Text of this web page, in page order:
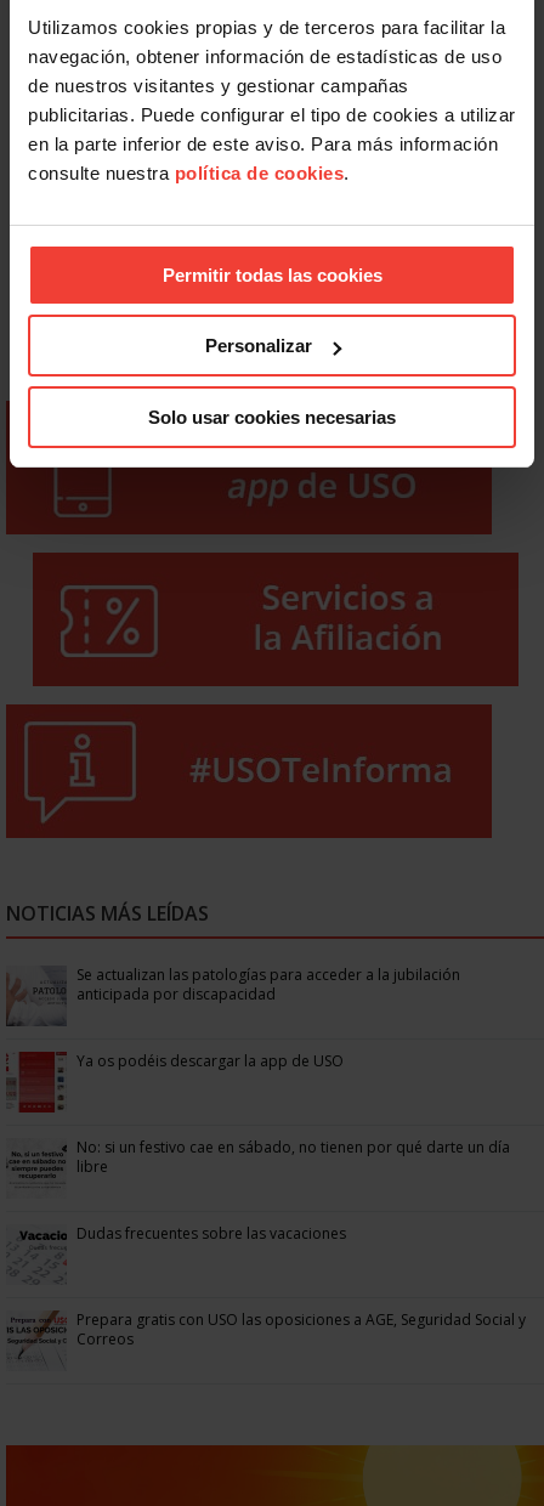
Utilizamos cookies propias y de terceros para facilitar la
navegación, obtener información de estadísticas de uso
de nuestros visitantes y gestionar campañas
publicitarias. Puede configurar el tipo de cookies a utilizar
en la parte inferior de este aviso. Para más información
consulte nuestra política de cookies.
Permitir todas las cookies
Personalizar
Solo usar cookies necesarias
NOTICIAS MÁS LEÍDAS
Se actualizan las patologías para acceder a la jubilación
anticipada por discapacidad
Ya os podéis descargar la app de USO
No: si un festivo cae en sábado, no tienen por qué darte un día
libre
Dudas frecuentes sobre las vacaciones
Prepara gratis con USO las oposiciones a AGE, Seguridad Social y
Correos